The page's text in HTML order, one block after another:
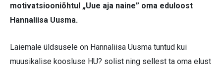
motivatsiooniõhtul „Uue aja naine” oma eduloost
Hannaliisa Uusma.
Laiemale üldsusele on Hannaliisa Uusma tuntud kui
muusikalise koosluse HU? solist ning sellest ta oma elust